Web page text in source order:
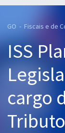
Cursos 20% OFF
Pós
OAB
GO - Fiscais e de
ISS
cargo